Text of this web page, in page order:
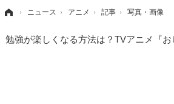
› ニュース › アニメ › 記事 › 写真・画像
勉強が楽しくなる方法は？TVアニメ『